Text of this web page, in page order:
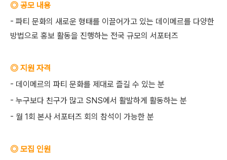
◎ 공모 내용
- 파티 문화의 새로운 형태를 이끌어가고 있는 데이메르를 다양한
방법으로 홍보 활동을 진행하는 전국 규모의 서포터즈
◎ 지원 자격
- 데이메르의 파티 문화를 제대로 즐길 수 있는 분
- 누구보다 친구가 많고 SNS에서 활발하게 활동하는 분
- 월 1회 본사 서포터즈 회의 참석이 가능한 분
◎ 모집 인원